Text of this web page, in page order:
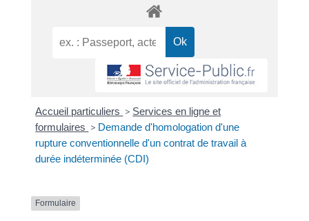
Accueil particuliers > Services en ligne et
formulaires > Demande d'homologation d'une
rupture conventionnelle d'un contrat de travail à
durée indéterminée (CDI)
Formulaire